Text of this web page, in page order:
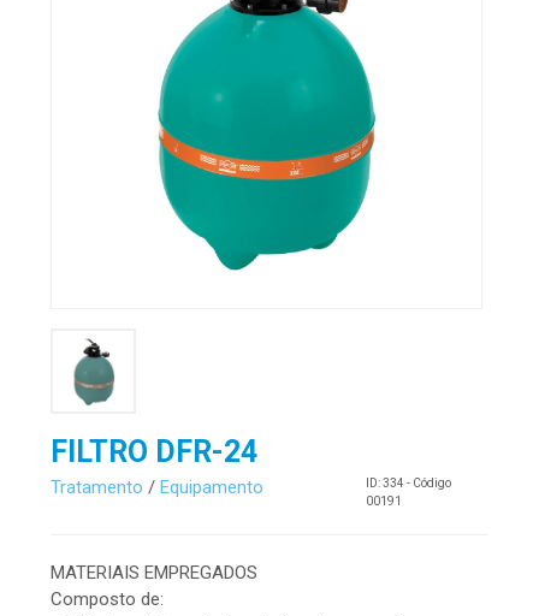
FILTRO DFR-24
Tratamento / Equipamento
ID: 334 - Código
00191
MATERIAIS EMPREGADOS
Composto de: